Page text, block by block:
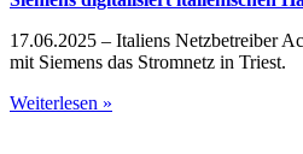
17.06.2025 – Italiens Netzbetreiber
mit Siemens das Stromnetz in Triest.
Weiterlesen »